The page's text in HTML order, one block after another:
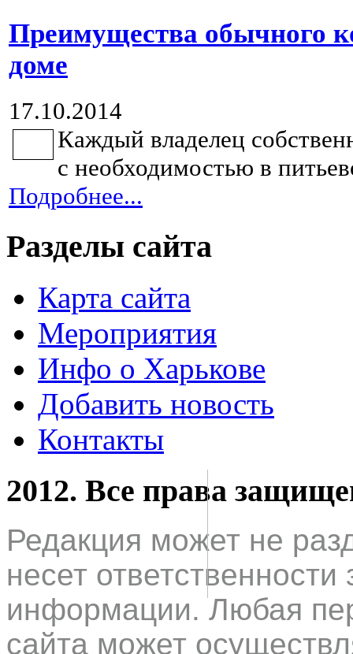
Преимущества обычного
доме
17.10.2014
Каждый владелец
с необходимостью в
Подробнее...
Разделы сайта
Карта сайта
Мероприятия
Инфо о Харькове
Добавить новость
Контакты
2012. Все права
Редакция может не
несет
информации. Любая
сайта может